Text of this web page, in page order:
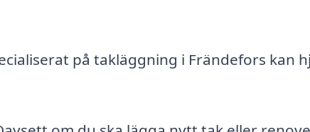
på takläggning i Frändefors kan